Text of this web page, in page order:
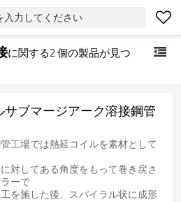
入力してください
に関する2個の製品が見つ
サブマージアーク溶接鋼管
工場では熱延コイルを素材として
対してある角度をもって巻き戻さ
ーで
を施した後、スパイラル状に成形